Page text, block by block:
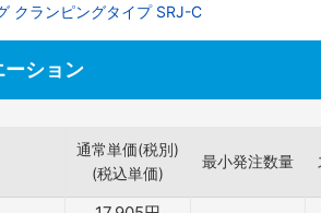
クランピングタイプ SRJ-C
ーション
通常単価(税別)
(税込単価)
最小発注数量